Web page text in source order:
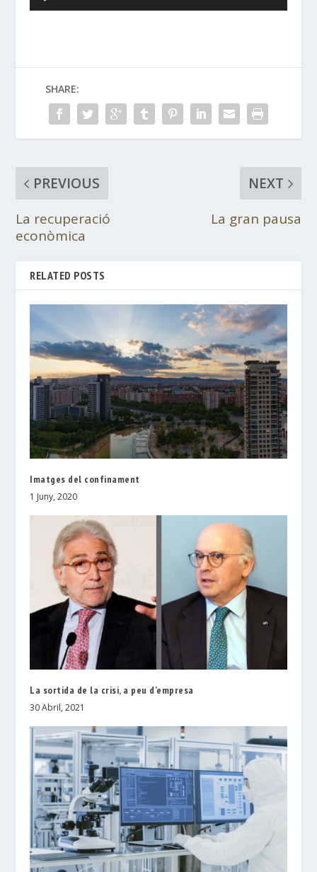
Player
SHARE:
PREVIOUS
La recuperació
econòmica
NEXT
La gran pausa
RELATED POSTS
Imatges del confinament
1 Juny, 2020
La sortida de la crisi, a peu d’empresa
30 Abril, 2021